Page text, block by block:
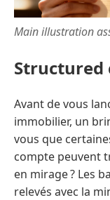
Main illustration
Structured
Avant de vous
immobilier, un
vous que
compte peuvent
en mirage ? Les
relevés avec la